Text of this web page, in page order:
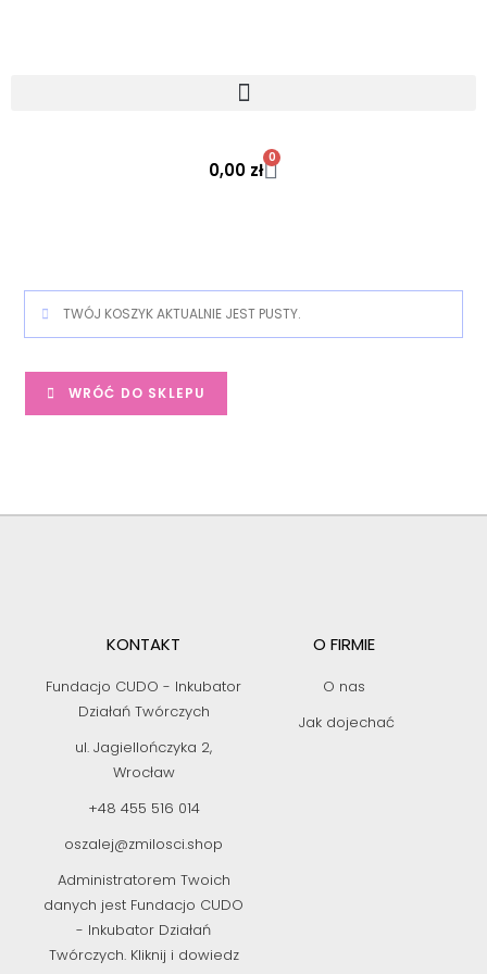
0,00 zł
0
TWÓJ KOSZYK AKTUALNIE JEST PUSTY.
WRÓĆ DO SKLEPU
KONTAKT
Fundacjo CUDO - Inkubator
Działań Twórczych
ul. Jagiellończyka 2,
Wrocław
+48 455 516 014
oszalej@zmilosci.shop
Administratorem Twoich
danych jest Fundacjo CUDO
- Inkubator Działań
Twórczych. Kliknij i dowiedz
O FIRMIE
O nas
Jak dojechać